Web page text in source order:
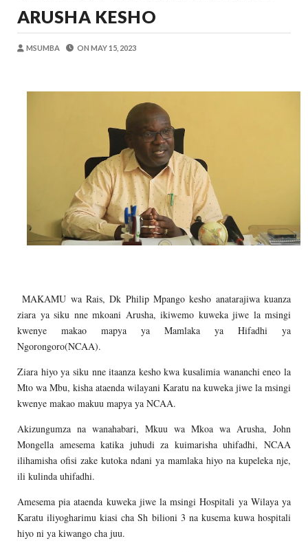
Alex Sonna - Aug 07 2026
OSCAR ASSENGA-Aug 07 2026
TBS YASISITIZA UBORA WA BIDHAA KUWA
Alex Sonna Aug 07 2026
WAZIRI NANAUKA AIPONGEZA
Unknown-Aug 07 2026
WACHIMBAJI WADOGO NAMUNGO
OSCAR ASSENGA- Aug 07 2026
PROF. SHEMDOE AHAIDI TAMISEMI
MSUMBA-Aug 08 2026
ARUSHA KESHO
MSUMBA ON MAY 15, 2023
MAKAMU wa Rais, Dk Philip Mpango kesho anatarajiwa kuanza
ziara ya siku nne mkoani Arusha, ikiwemo kuweka jiwe la msingi
kwenye makao mapya ya Mamlaka ya Hifadhi ya
Ngorongoro(NCAA).
Ziara hiyo ya siku nne itaanza kesho kwa kusalimia wananchi eneo la
Mto wa Mbu, kisha ataenda wilayani Karatu na kuweka jiwe la msingi
kwenye makao makuu mapya ya NCAA.
Akizungumza na wanahabari, Mkuu wa Mkoa wa Arusha, John
Mongella amesema katika juhudi za kuimarisha uhifadhi, NCAA
ilihamisha ofisi zake kutoka ndani ya mamlaka hiyo na kupeleka nje,
ili kulinda uhifadhi.
Amesema pia ataenda kuweka jiwe la msingi Hospitali ya Wilaya ya
Karatu iliyogharimu kiasi cha Sh bilioni 3 na kusema kuwa hospitali
hiyo ni ya kiwango cha juu.